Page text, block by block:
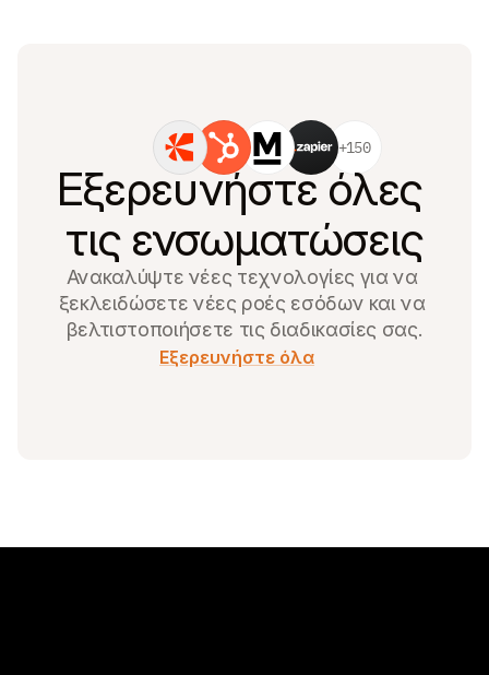
+150
Εξερευνήστε όλες
τις ενσωματώσεις
Ανακαλύψτε νέες τεχνολογίες για να
ξεκλειδώσετε νέες ροές εσόδων και να
βελτιστοποιήσετε τις διαδικασίες σας.
Εξερευνήστε όλα